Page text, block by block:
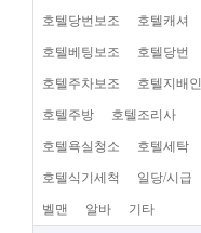
호텔당번보조 호텔캐셔
호텔베팅보조 호텔당번
호텔주차보조 호텔지배인
호텔주방 호텔조리사
호텔욕실청소 호텔세탁
호텔식기세척 일당/시급
벨맨 알바 기타